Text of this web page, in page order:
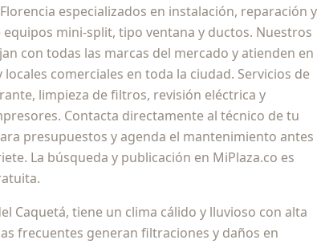
especializados en instalación, reparación y
mini-split, tipo ventana y ductos. Nuestros
con todas las marcas del mercado y atienden en
comerciales en toda la ciudad. Servicios de
limpieza de filtros, revisión eléctrica y
Contacta directamente al técnico de tu
presupuestos y agenda el mantenimiento antes
La búsqueda y publicación en MiPlaza.co es
Caquetá, tiene un clima cálido y lluvioso con alta
frecuentes generan filtraciones y daños en